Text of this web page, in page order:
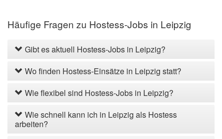
Häufige Fragen zu Hostess-Jobs in Leipzig
Gibt es aktuell Hostess-Jobs in Leipzig?
Wo finden Hostess-Einsätze in Leipzig statt?
Wie flexibel sind Hostess-Jobs in Leipzig?
Wie schnell kann ich in Leipzig als Hostess
arbeiten?